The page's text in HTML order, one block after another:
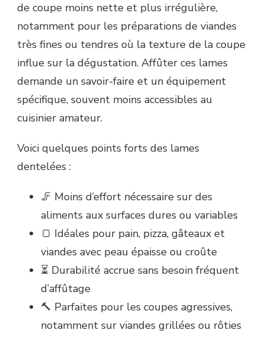
de coupe moins nette et plus irrégulière,
notamment pour les préparations de viandes
très fines ou tendres où la texture de la coupe
influe sur la dégustation. Affûter ces lames
demande un savoir-faire et un équipement
spécifique, souvent moins accessibles au
cuisinier amateur.
Voici quelques points forts des lames
dentelées :
🦵 Moins d’effort nécessaire sur des
aliments aux surfaces dures ou variables
🍞 Idéales pour pain, pizza, gâteaux et
viandes avec peau épaisse ou croûte
⏳ Durabilité accrue sans besoin fréquent
d’affûtage
🔨 Parfaites pour les coupes agressives,
notamment sur viandes grillées ou rôties